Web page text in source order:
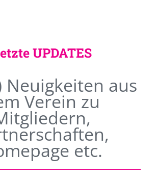
UPDATES
Neuigkeiten aus
Verein zu
etc.